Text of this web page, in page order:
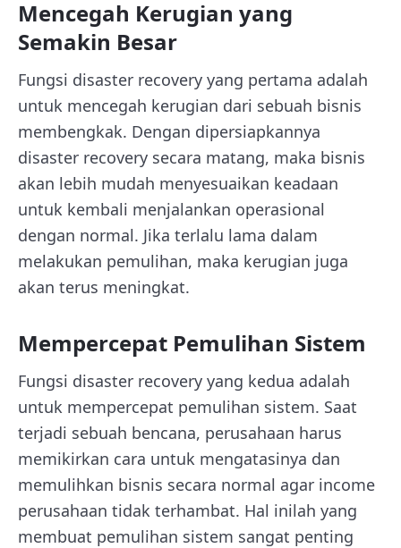
Mencegah Kerugian yang
Semakin Besar
Fungsi disaster recovery yang pertama adalah
untuk mencegah kerugian dari sebuah bisnis
membengkak. Dengan dipersiapkannya
disaster recovery secara matang, maka bisnis
akan lebih mudah menyesuaikan keadaan
untuk kembali menjalankan operasional
dengan normal. Jika terlalu lama dalam
melakukan pemulihan, maka kerugian juga
akan terus meningkat.
Mempercepat Pemulihan Sistem
Fungsi disaster recovery yang kedua adalah
untuk mempercepat pemulihan sistem. Saat
terjadi sebuah bencana, perusahaan harus
memikirkan cara untuk mengatasinya dan
memulihkan bisnis secara normal agar income
perusahaan tidak terhambat. Hal inilah yang
membuat pemulihan sistem sangat penting